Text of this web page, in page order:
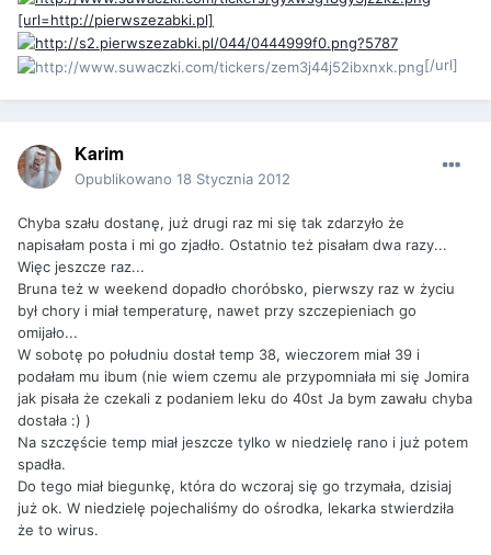
[url=http://pierwszezabki.pl]
[/url]
Karim
Opublikowano 18 Stycznia 2012
Chyba szału dostanę, już drugi raz mi się tak zdarzyło że
napisałam posta i mi go zjadło. Ostatnio też pisałam dwa razy...
Więc jeszcze raz...
Bruna też w weekend dopadło choróbsko, pierwszy raz w życiu
był chory i miał temperaturę, nawet przy szczepieniach go
omijało...
W sobotę po południu dostał temp 38, wieczorem miał 39 i
podałam mu ibum (nie wiem czemu ale przypomniała mi się Jomira
jak pisała że czekali z podaniem leku do 40st Ja bym zawału chyba
dostała :) )
Na szczęście temp miał jeszcze tylko w niedzielę rano i już potem
spadła.
Do tego miał biegunkę, która do wczoraj się go trzymała, dzisiaj
już ok. W niedzielę pojechaliśmy do ośrodka, lekarka stwierdziła
że to wirus.